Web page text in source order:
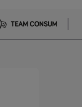
Team Consum